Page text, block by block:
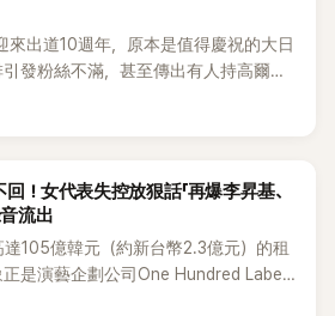
來出道10週年，原本是值得慶祝的大日
發粉絲不滿，甚至傳出有人持高爾夫
。Jisoo今（8日）也親自發文向BLINK
！女代表失控放狠話「再爆李昇基、
流出
105億韓元（約新台幣2.3億元）的租
是演藝企劃公司One Hundred Label
今事件再掀風波，YouTuber李鎮浩公開